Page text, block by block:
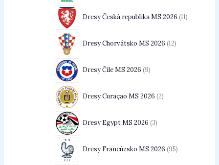
Dresy Česká republika MS 2026 11
Dresy Chorvátsko MS 2026 12
Dresy Čile MS 2026 9
Dresy Curaçao MS 2026 2
Dresy Egypt MS 2026 3
Dresy Francúzsko MS 2026 95